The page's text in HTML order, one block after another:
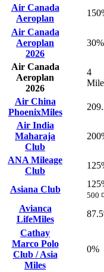
Air Canada
Aeroplan
Air Canada
Aeroplan
2026
30%
Air Canada
Aeroplan
2026
4
Air China
PhoenixMiles
Air India
Maharaja
Club
ANA Mileage
Club
Asiana Club
500
Avianca
LifeMiles
Cathay
Marco Polo
Club / Asia
Miles
0%